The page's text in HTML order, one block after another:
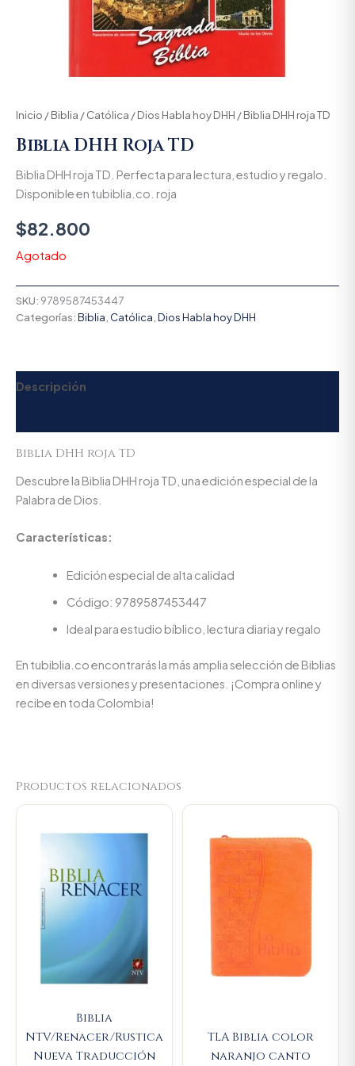
Inicio /Biblia /Católica /Dios Habla hoy DHH / Biblia DHH roja TD
Biblia DHH Roja TD
Biblia DHH roja TD. Perfecta para lectura, estudio y regalo.
Disponible en tubiblia.co. roja
$82.800
Agotado
SKU: 9789587453447
Categorías:Biblia Católica Dios Habla hoy DHH
Descripción
Biblia DHH roja TD
Descubre la Biblia DHH roja TD, una edición especial de la
Palabra de Dios.
Características:
Edición especial de alta calidad
Código: 9789587453447
Ideal para estudio bíblico, lectura diaria y regalo
En tubiblia.co encontrarás la más amplia selección de Biblias
en diversas versiones y presentaciones. ¡Compra online y
recibe en toda Colombia!
Productos relacionados
Biblia
NTV/Renacer/Rustica
Nueva Traducción
TLA Biblia color
naranjo canto